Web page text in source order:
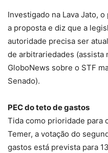
Investigado na Lava Jato,
a proposta e diz que a
autoridade precisa ser
de arbitrariedades (assista
GloboNews sobre o STF
Senado).
PEC do teto de gastos
Tida como prioridade para
Temer, a votação do
gastos está prevista para